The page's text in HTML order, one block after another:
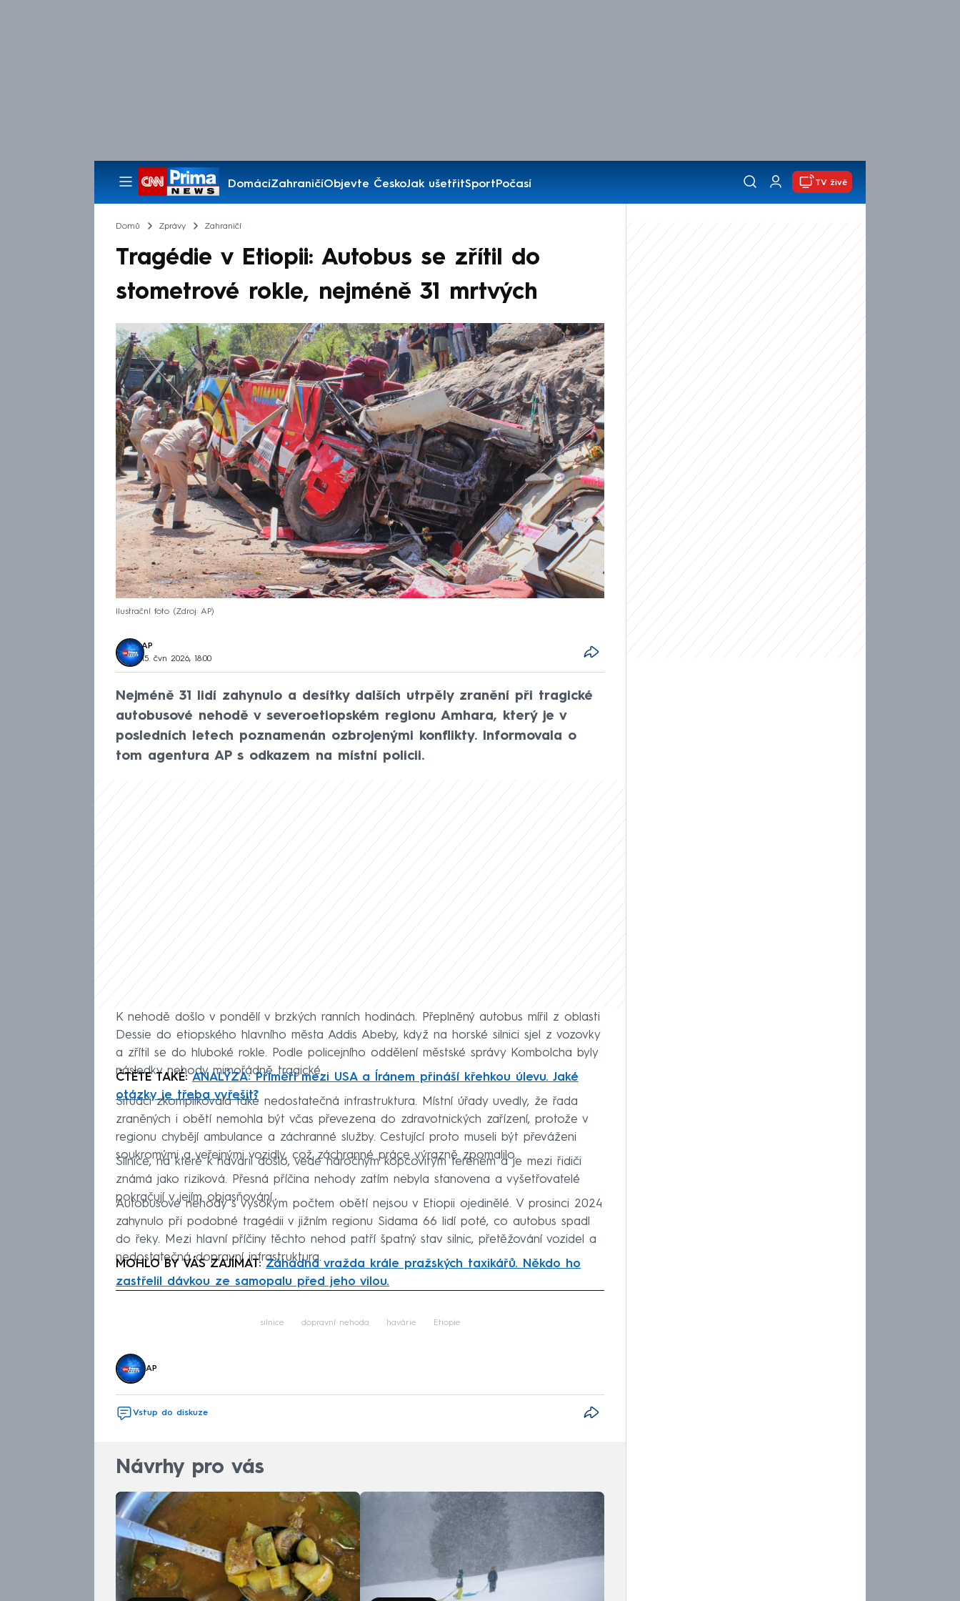
DomácíZahraničíObjevte ČeskoJak ušetřitSportPočasí
Pořady
TV živě
Domů Zprávy Zahraničí
Tragédie v Etiopii: Autobus se zřítil do
stometrové rokle, nejméně 31 mrtvých
Ilustrační foto Zdroj: AP
AP
15. čvn 2026, 18:00
Nejméně 31 lidí zahynulo a desítky dalších utrpěly zranění při tragické
autobusové nehodě v severoetiopském regionu Amhara, který je v
posledních letech poznamenán ozbrojenými konflikty. Informovala o
tom agentura AP s odkazem na místní policii.
K nehodě došlo v pondělí v brzkých ranních hodinách. Přeplněný autobus mířil z oblasti
Dessie do etiopského hlavního města Addis Abeby, když na horské silnici sjel z vozovky
a zřítil se do hluboké rokle. Podle policejního oddělení městské správy Kombolcha byly
následky nehody mimořádně tragické.
ČTĚTE TAKÉ:ANALÝZA: Příměří mezi USA a Íránem přináší křehkou úlevu. Jaké
otázky je třeba vyřešit?
Situaci zkomplikovala také nedostatečná infrastruktura. Místní úřady uvedly, že řada
zraněných i obětí nemohla být včas převezena do zdravotnických zařízení, protože v
regionu chybějí ambulance a záchranné služby. Cestující proto museli být převáženi
soukromými a veřejnými vozidly, což záchranné práce výrazně zpomalilo.
Silnice, na které k havárii došlo, vede náročným kopcovitým terénem a je mezi řidiči
známá jako riziková. Přesná příčina nehody zatím nebyla stanovena a vyšetřovatelé
pokračují v jejím objasňování.
Autobusové nehody s vysokým počtem obětí nejsou v Etiopii ojedinělé. V prosinci 2024
zahynulo při podobné tragédii v jižním regionu Sidama 66 lidí poté, co autobus spadl
do řeky. Mezi hlavní příčiny těchto nehod patří špatný stav silnic, přetěžování vozidel a
nedostatečná dopravní infrastruktura.
MOHLO BY VÁS ZAJÍMAT: Záhadná vražda krále pražských taxikářů. Někdo ho
zastřelil dávkou ze samopalu před jeho vilou.
silnice dopravní nehoda havárie Etiopie
AP
Vstup do diskuze
Návrhy pro vás